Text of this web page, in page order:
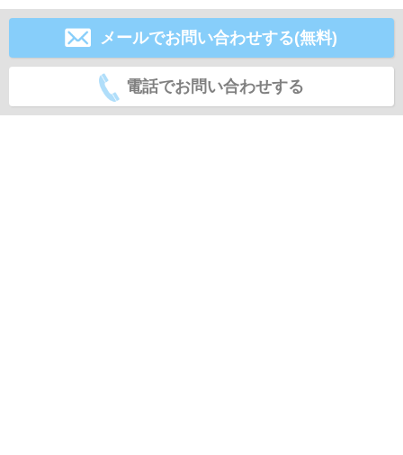
メールでお問い合わせする(無料)
電話でお問い合わせする